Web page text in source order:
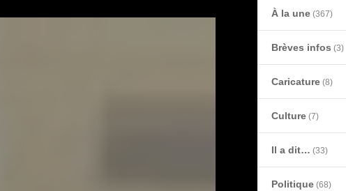
À la une(367)
Brèves infos (3)
Caricature(8)
Culture(7)
Il a dit… (33)
Politique(68)